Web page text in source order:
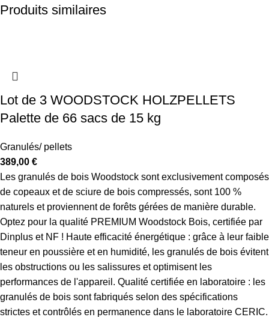
Produits similaires
Lot de 3 WOODSTOCK HOLZPELLETS
Palette de 66 sacs de 15 kg
Granulés/ pellets
389,00 €
Les granulés de bois Woodstock sont exclusivement composés
de copeaux et de sciure de bois compressés, sont 100 %
naturels et proviennent de forêts gérées de manière durable.
Optez pour la qualité PREMIUM Woodstock Bois, certifiée par
Dinplus et NF ! Haute efficacité énergétique : grâce à leur faible
teneur en poussière et en humidité, les granulés de bois évitent
les obstructions ou les salissures et optimisent les
performances de l'appareil. Qualité certifiée en laboratoire : les
granulés de bois sont fabriqués selon des spécifications
strictes et contrôlés en permanence dans le laboratoire CERIC.